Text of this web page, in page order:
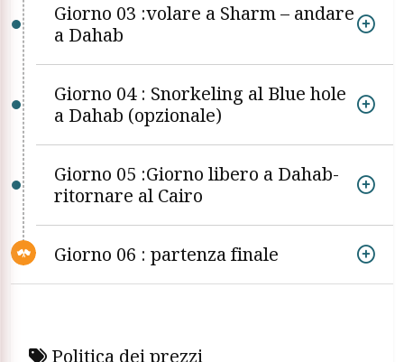
Giorno 03 :volare a Sharm – andare
a Dahab
Giorno 04 : Snorkeling al Blue hole
a Dahab (opzionale)
Giorno 05 :Giorno libero a Dahab-
ritornare al Cairo
Giorno 06 : partenza finale
Politica dei prezzi